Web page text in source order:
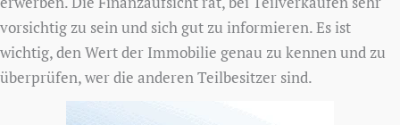
vorsichtig zu sein und sich gut zu informieren. Es ist
wichtig, den Wert der Immobilie genau zu kennen und zu
überprüfen, wer die anderen Teilbesitzer sind.